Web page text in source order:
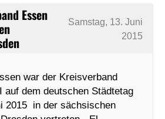
Essen
Samstag, 13. Juni
2015
war der Kreisverband
auf dem deutschen Städtetag
2015 in der sächsischen